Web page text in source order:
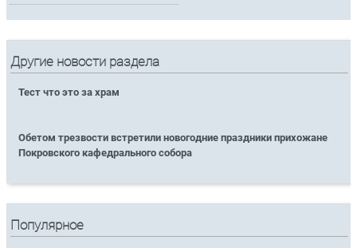
Другие новости раздела
Тест что это за храм
Обетом трезвости встретили новогодние праздники прихожане
Покровского кафедрального собора
Популярное